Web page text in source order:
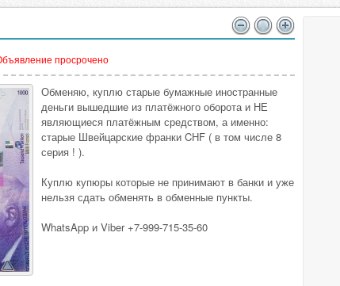
просрочено
Обменяю, куплю старые бумажные иностранные
деньги вышедшие из платёжного оборота и НЕ
являющиеся платёжным средством, а именно:
старые Швейцарские франки CHF ( в том числе 8
серия ! ).
Куплю купюры которые не принимают в банки и уже
нельзя сдать обменять в обменные пункты.
WhatsApp и Viber +7-999-715-35-60